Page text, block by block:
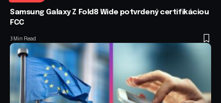
Samsung Galaxy Z Fold8 Wide potvrdený certifikáciou
FCC
3 Min Read